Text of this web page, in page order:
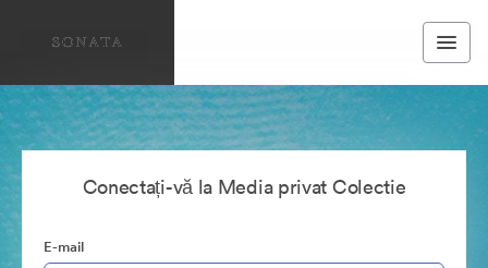
Conectați-vă la Media privat Colectie
E-mail